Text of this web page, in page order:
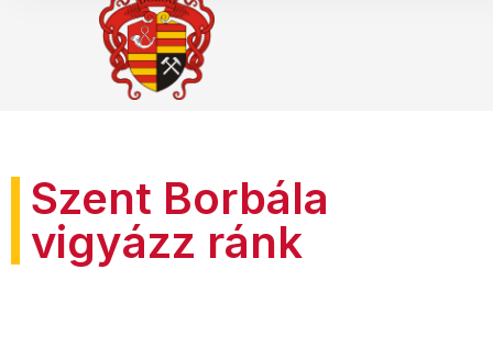
Szent Borbála
vigyázz ránk